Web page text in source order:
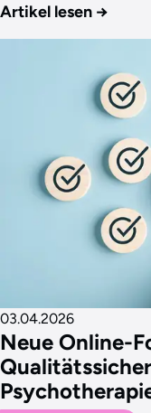
Artikel lesen →
Neue Online-
03.04.2026